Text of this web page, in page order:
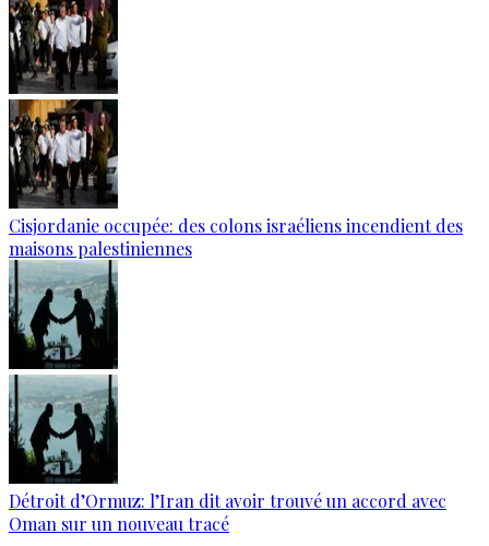
Cisjordanie occupée: des colons israéliens incendient des
maisons palestiniennes
Détroit d’Ormuz: l’Iran dit avoir trouvé un accord avec
Oman sur un nouveau tracé